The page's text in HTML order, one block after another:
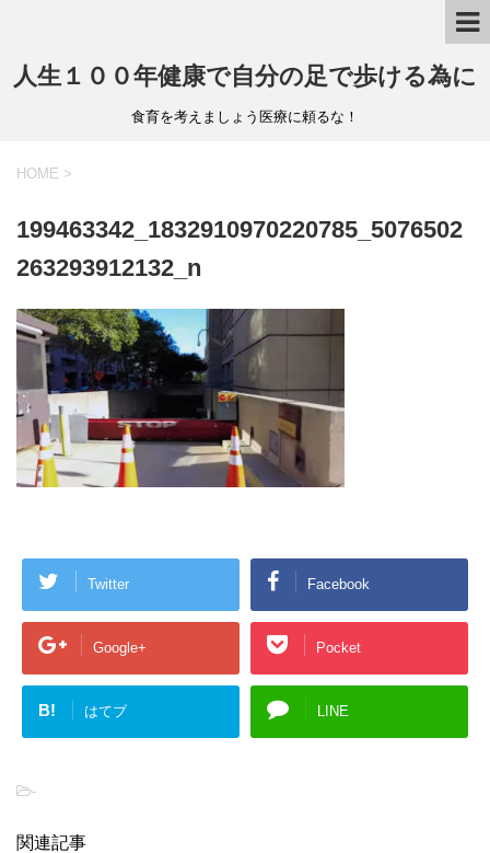
人生１００年健康で自分の足で歩ける為に
食育を考えましょう医療に頼るな！
HOME >
199463342_1832910970220785_5076502
263293912132_n
Twitter Facebook
Google+ Pocket
B! はてブ LINE
-
関連記事